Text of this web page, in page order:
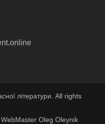
літератури. All rights
Oleg Oleynik